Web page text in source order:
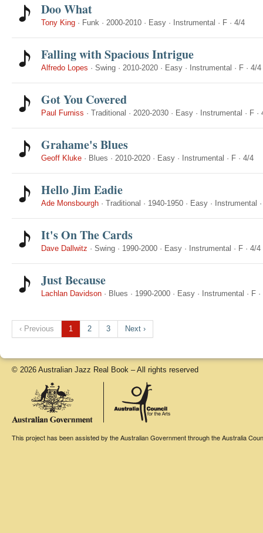
Doo What
Tony King · Funk · 2000-2010 · Easy · Instrumental · F · 4/4
Falling with Spacious Intrigue
Alfredo Lopes · Swing · 2010-2020 · Easy · Instrumental · F · 4/4
Got You Covered
Paul Furniss · Traditional · 2020-2030 · Easy · Instrumental · F ·
Grahame's Blues
Geoff Kluke · Blues · 2010-2020 · Easy · Instrumental · F · 4/4
Hello Jim Eadie
Ade Monsbourgh · Traditional · 1940-1950 · Easy · Instrumental
It's On The Cards
Dave Dallwitz · Swing · 1990-2000 · Easy · Instrumental · F · 4/4
Just Because
Lachlan Davidson · Blues · 1990-2000 · Easy · Instrumental · F ·
‹ Previous 1 2 3 Next ›
© 2026 Australian Jazz Real Book – All rights reserved
This project has been assisted by the Australian Government through the Australia